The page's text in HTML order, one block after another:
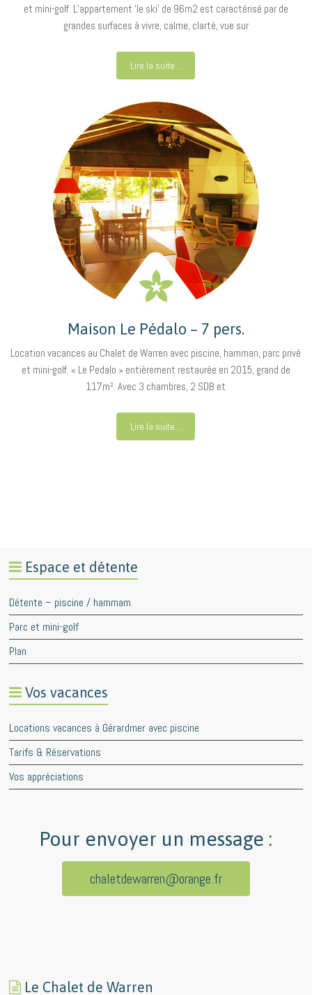
et mini-golf. L’appartement ‘le ski’ de 96m2 est caractérisé par de
grandes surfaces à vivre, calme, clarté, vue sur
Lire la suite...
Maison Le Pédalo – 7 pers.
Location vacances au Chalet de Warren avec piscine, hamman, parc privé
et mini-golf. « Le Pedalo » entièrement restaurée en 2015, grand de
117m². Avec 3 chambres, 2 SDB et
Lire la suite...
Espace et détente
Détente – piscine / hammam
Parc et mini-golf
Plan
Vos vacances
Locations vacances à Gérardmer avec piscine
Tarifs & Réservations
Vos appréciations
Pour envoyer un message :
chaletdewarren@orange.fr
Le Chalet de Warren